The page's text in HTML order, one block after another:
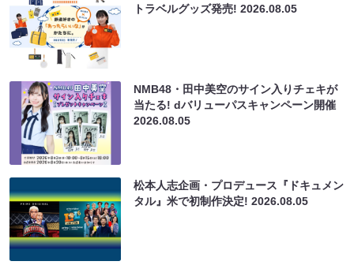
トラベルグッズ発売!2026.08.05
NMB48・田中美空のサイン入りチェキが
当たる! dバリューパスキャンペーン開催
2026.08.05
松本人志企画・プロデュース『ドキュメン
タル』米で初制作決定!2026.08.05